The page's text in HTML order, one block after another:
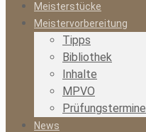
Meisterstücke
Meistervorbereitung
Tipps
Bibliothek
Inhalte
MPVO
Prüfungstermine
News